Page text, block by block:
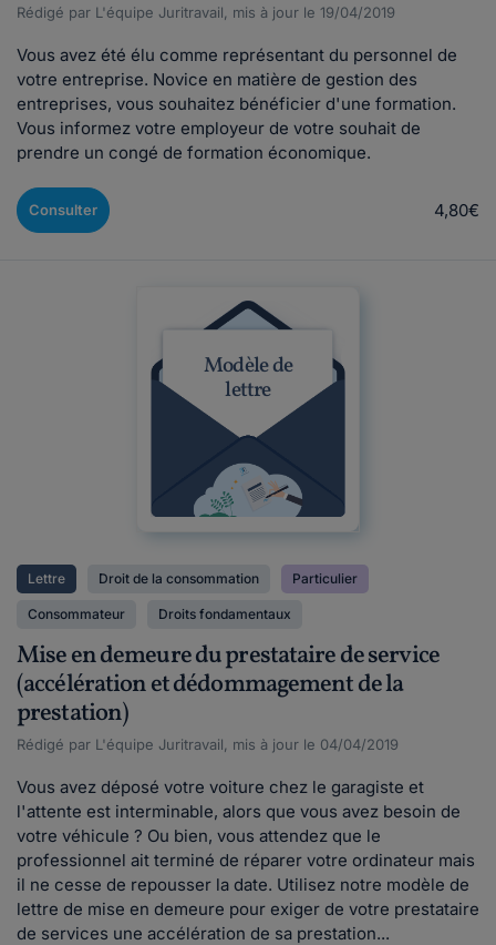
Rédigé par L'équipe Juritravail, mis à jour le 19/04/2019
Vous avez été élu comme représentant du personnel de
votre entreprise. Novice en matière de gestion des
entreprises, vous souhaitez bénéficier d'une formation.
Vous informez votre employeur de votre souhait de
prendre un congé de formation économique.
Consulter 4,80€
Modèle de
lettre
Lettre Droit de la consommation Particulier
Consommateur Droits fondamentaux
Mise en demeure du prestataire de service
(accélération et dédommagement de la
prestation)
Rédigé par L'équipe Juritravail, mis à jour le 04/04/2019
Vous avez déposé votre voiture chez le garagiste et
l'attente est interminable, alors que vous avez besoin de
votre véhicule ? Ou bien, vous attendez que le
professionnel ait terminé de réparer votre ordinateur mais
il ne cesse de repousser la date. Utilisez notre modèle de
lettre de mise en demeure pour exiger de votre prestataire
de services une accélération de sa prestation...